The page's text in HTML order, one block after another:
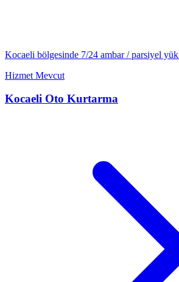
Kocaeli bölgesinde 7/24 ambar / parsiyel yük
Hizmet Mevcut
Kocaeli Oto Kurtarma